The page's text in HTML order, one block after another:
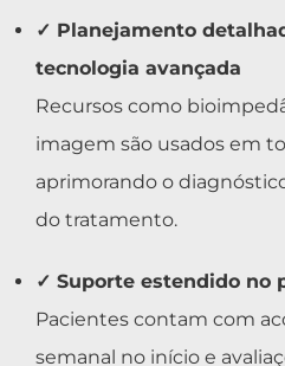
✓ Planejamento
tecnologia avançada
Recursos como
imagem são usados em
aprimorando o
do tratamento.
✓ Suporte estendido no
Pacientes contam com
semanal no início e